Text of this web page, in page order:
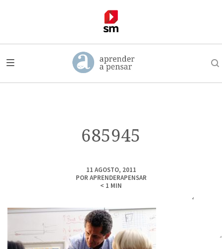
685945
11 AGOSTO, 2011
POR APRENDERAPENSAR
< 1 MIN